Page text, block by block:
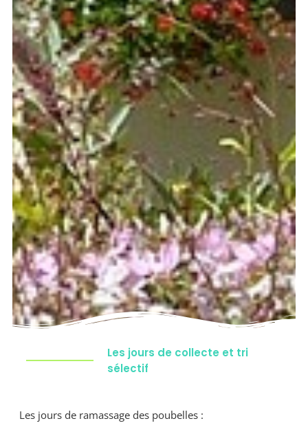
Les jours de collecte et tri
sélectif
Les jours de ramassage des poubelles :